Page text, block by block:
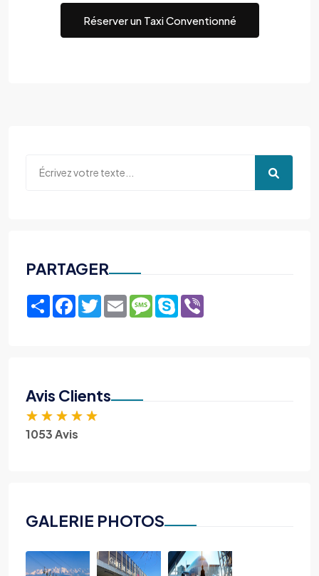
Réserver un Taxi Conventionné
PARTAGER
ShareFacebook
TwitterEmailMessage
Skype
Avis Clients
★ ★ ★ ★ ★
1053 Avis
GALERIE PHOTOS